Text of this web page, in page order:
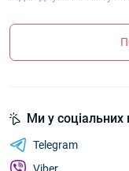
Ми у
Telegram